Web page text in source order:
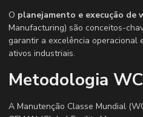
O planejamento e execução de
Manufacturing) são conceitos-
garantir a excelência operacional
ativos industriais.
Metodologia
A Manutenção Classe Mundial